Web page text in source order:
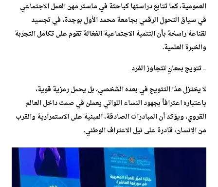
العمومية، كما تتابع دراستها كباحثة في ماستر مهن العمل الاجتماعي
في سياق التحول الرقمي بجامعة محمد الأول بوجدة، في تجسيد
لقناعة راسخة بأن التنمية الاجتماعية الفعّالة تقوم على تكامل التجربة
والخبرة العلمية.
– تتويج بمعانٍ تتجاوز الفرد
لا يختزل هذا التتويج في بعده الشخصي، بل يحمل رمزية قوية،
باعتباره اعترافاً بجهود النساء اللواتي يعملن في صمت داخل العالم
القروي، ويؤكد أن المبادرات الصادقة، المبنية على الاستمرارية والقرب
من الإنسان، قادرة على نيل الاعتراف الوطني.